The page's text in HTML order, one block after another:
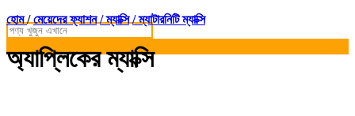
হোম/মেয়েদের ফ্যাশন / ম্যাক্সি / ম্যাটারনিটি ম্যাক্সি
অ্যাপ্লিকের ম্যাক্সি